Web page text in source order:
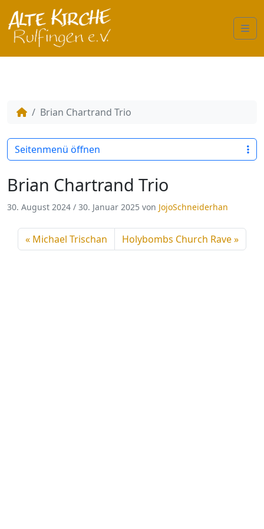
Brian Chartrand Trio
Brian Chartrand Trio
30. August 2024 / 30. Januar 2025 von JojoSchneiderhan
Michael Trischan Holybombs Church Rave
Seitenmenü öffnen